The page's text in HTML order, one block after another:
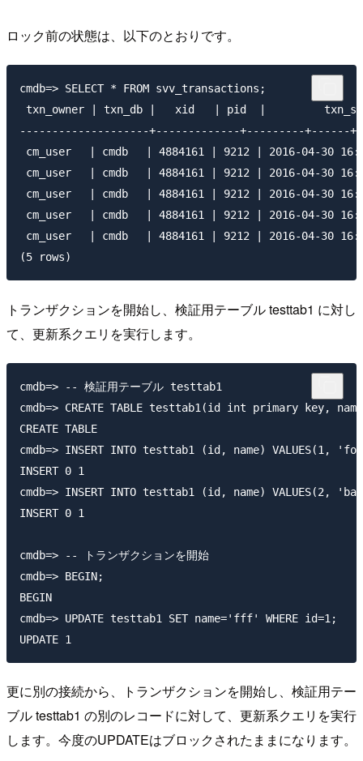
ロック前の状態は、以下のとおりです。
cmdb=> SELECT * FROM svv_transactions;
txn_owner | txn_db |   xid   | pid  |
--------------------+-------------+---------+------
cm_user　 | cmdb　 | 4884161 | 9212 | 2016-04-
cm_user 　| cmdb　 | 4884161 | 9212 | 2016-04-
cm_user 　| cmdb 　| 4884161 | 9212 | 2016-04-
cm_user 　| cmdb 　| 4884161 | 9212 | 2016-04-
cm_user 　| cmdb 　| 4884161 | 9212 | 2016-
トランザクションを開始し、検証用テーブル testtab1 に対し
て、更新系クエリを実行します。
cmdb=> -- 検証用テーブル testtab1
cmdb=> CREATE TABLE testtab1(id int primary key,
CREATE TABLE
cmdb=> INSERT INTO testtab1 (id, name) VALUES(1,
INSERT 0 1
cmdb=> INSERT INTO testtab1 (id, name) VALUES(2,
INSERT 0 1
cmdb=> -- トランザクションを開始
cmdb=> BEGIN;
BEGIN
cmdb=> UPDATE testtab1 SET name='fff' WHERE id=1;
更に別の接続から、トランザクションを開始し、検証用テー
ブル testtab1 の別のレコードに対して、更新系クエリを実行
します。今度のUPDATEはブロックされたままになります。